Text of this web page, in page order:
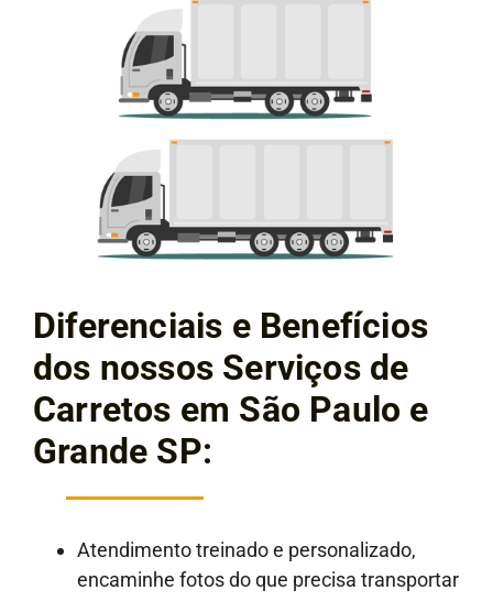
Diferenciais e Benefícios
dos nossos Serviços de
Carretos em São Paulo e
Grande SP:
Atendimento treinado e personalizado,
encaminhe fotos do que precisa transportar